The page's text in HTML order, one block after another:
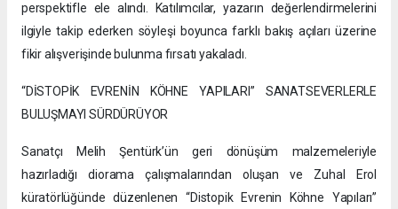
perspektifle ele alındı. Katılımcılar, yazarın değerlendirmelerini
ilgiyle takip ederken söyleşi boyunca farklı bakış açıları üzerine
fikir alışverişinde bulunma fırsatı yakaladı.
“DİSTOPİK EVRENİN KÖHNE YAPILARI” SANATSEVERLERLE
BULUŞMAYI SÜRDÜRÜYOR
Sanatçı Melih Şentürk’ün geri dönüşüm malzemeleriyle
hazırladığı diorama çalışmalarından oluşan ve Zuhal Erol
küratörlüğünde düzenlenen “Distopik Evrenin Köhne Yapıları”